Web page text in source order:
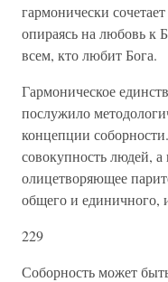
гармонически
опираясь на любовь к
всем, кто любит Бога.
Гармоническое
послужило
концепции
совокупность людей,
олицетворяющее
общего и единичного,
229
Соборность может